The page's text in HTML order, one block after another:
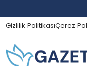
Gizlilik PolitikasıÇerez